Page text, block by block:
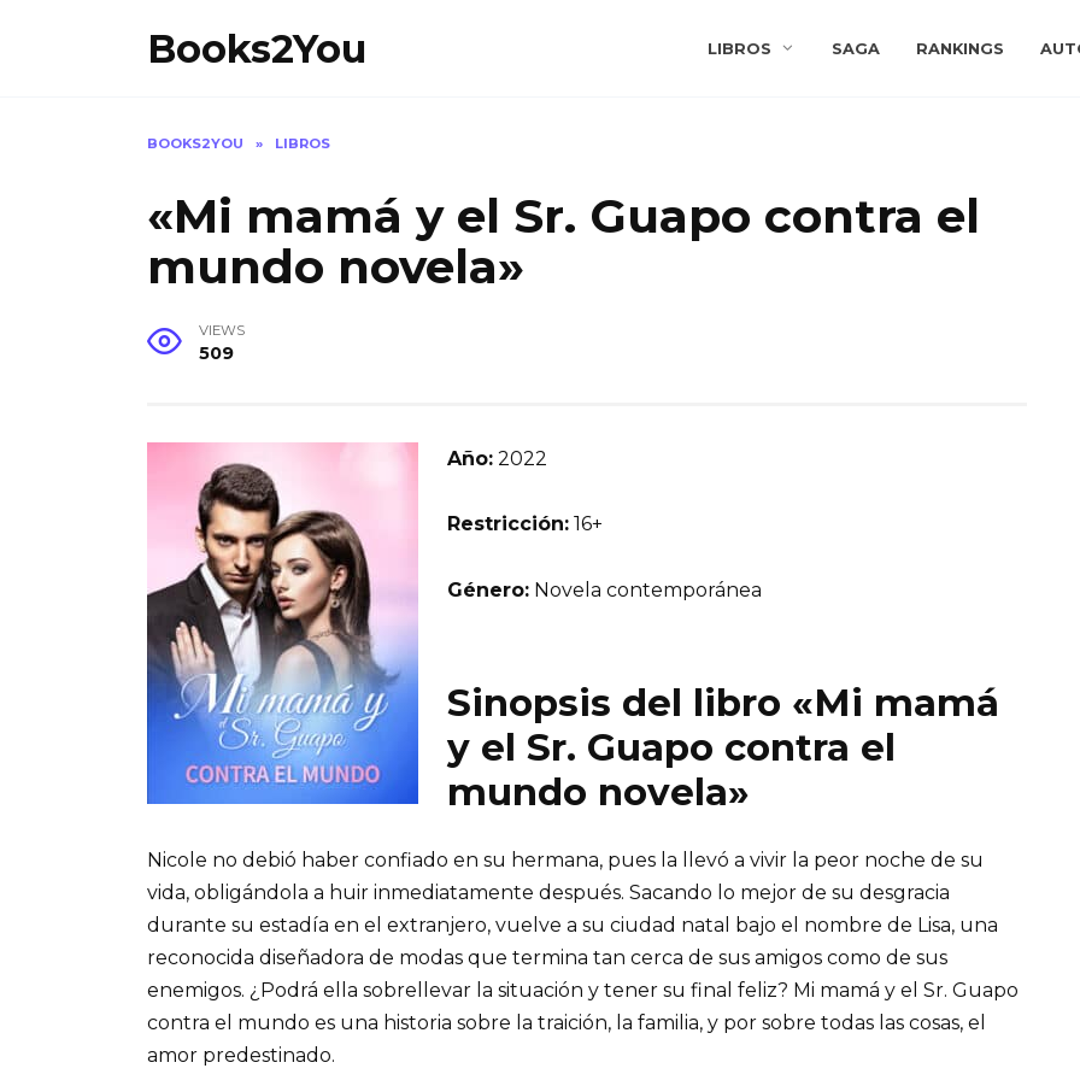
Books2You LIBROS SAGA RANKINGS
BOOKS2YOU » LIBROS
«Mi mamá y el Sr. Guapo contra el
mundo novela»
VIEWS
509
Año: 2022
Restricción: 16+
Género: Novela contemporánea
Sinopsis del libro «Mi mamá
y el Sr. Guapo contra el
mundo novela»
Nicole no debió haber confiado en su hermana, pues la llevó a vivir la peor noche de su
vida, obligándola a huir inmediatamente después. Sacando lo mejor de su desgracia
durante su estadía en el extranjero, vuelve a su ciudad natal bajo el nombre de Lisa, una
reconocida diseñadora de modas que termina tan cerca de sus amigos como de sus
enemigos. ¿Podrá ella sobrellevar la situación y tener su final feliz? Mi mamá y el Sr. Guapo
contra el mundo es una historia sobre la traición, la familia, y por sobre todas las cosas, el
amor predestinado.